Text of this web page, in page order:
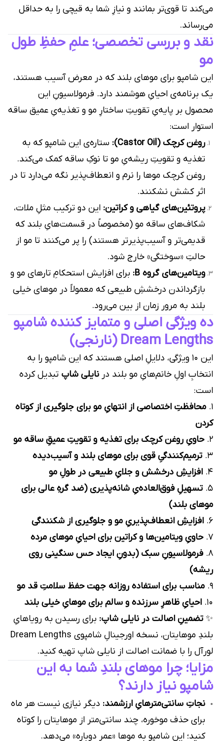
می‌کند تا قوی‌تر بمانند و نیازِ شما به قیچی را به حداقل
می‌رساند.
نقد و بررسی تخصصی؛ علمِ حفظِ طول
مو
این شامپو برای موهای بلند که در معرض آسیب هستند،
یک برنامه‌ی احیایِ هوشمند دارد. فرمولاسیونِ این
محصول بر پایه‌یِ تقویتِ ساختارِ مو و تغذیه‌یِ عمیق ساقه
استوار است:
روغن کرچک (Castor Oil):
ستاره‌ی این شامپو که به
تغذیه و تقویتِ ریشه‌یِ مو تا نوکِ ساقه کمک می‌کند.
روغن کرچک موها را نرم و انعطاف‌پذیر نگه می‌دارد تا در
اثر کشش نشکنند.
پروتئین‌های گیاهی و کراتین: این دو ترکیب مثلِ ملات،
شکاف‌های ساقه مو (مخصوصاً در قسمت‌هایِ بلند که
قدیمی‌تر و آسیب‌پذیرتر هستند) را پر می‌کنند تا مو از
حالتِ «سوختگی» خارج شود.
ویتامین‌های گروه B:
برای افزایش استحکامِ تارهای مو و
بازگرداندن درخششِ طبیعی که معمولاً در موهای خیلی
بلند به مرور زمان از بین می‌رود.
ده ویژگی اصلی و متمایز کننده شامپو
Dream Lengths (نارنجی)
این ۱۰ ویژگی، دلایلِ اصلی هستند که این شامپو را به
انتخابِ اولِ خانم‌هایِ مو بلند در نایلی شاپ تبدیل کرده
است:
۱. محافظتِ اختصاصی از انتهایِ مو برای جلوگیری از کوتاه
کردن
۲. حاویِ روغن کرچک برای تغذیه و تقویتِ عمیقِ ساقه مو
۳. ترمیم‌کنندگیِ قوی برای موهای بلند و آسیب‌دیده
۴. افزایشِ درخشش و جلایِ طبیعی در طولِ مو
۵. تسهیلِ فوق‌العاده‌یِ شانه‌پذیری (ضد گرهِ عالی برای
موهای بلند)
۶. افزایشِ انعطاف‌پذیریِ مو و جلوگیری از شکنندگی
۷. حاویِ ویتامین‌ها و کراتین برای احیایِ موهای مرده
۸. فرمولاسیونِ سبک (بدونِ ایجاد حس سنگینی روی
ریشه)
۹. مناسب برای استفاده روزانه جهت حفظ سلامتِ قد مو
۱۰. احیایِ ظاهرِ سرزنده و سالم برای موهایِ خیلی بلند
✨ تضمینِ اصالت در نایلی شاپ: برای رسیدن به رویاهایِ
بلندِ موهایتان، نسخه اورجینالِ شامپوی Dream Lengths
لورآل را با ضمانت اصالت از نایلی شاپ تهیه کنید.
مزایا؛ چرا موهای بلندِ شما به این
شامپو نیاز دارند؟
نجاتِ سانتی‌مترهایِ ارزشمند: دیگر نیازی نیست هر ماه
برای حذف موخوره، چند سانتی‌متر از موهایتان را کوتاه
کنید؛ این شامپو به موها «عمرِ دوباره» می‌دهد.